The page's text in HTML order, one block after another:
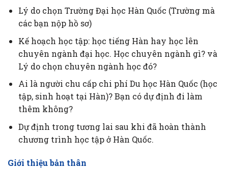
Lý do chọn Trường Đại học Hàn Quốc (Trường mà
các bạn nộp hồ sơ)
Kế hoạch học tập: học tiếng Hàn hay học lên
chuyên ngành đại học. Học chuyên ngành gì? và
Lý do chọn chuyên ngành học đó?
Ai là người chu cấp chi phí Du học Hàn Quốc (học
tập, sinh hoạt tại Hàn)? Bạn có dự định đi làm
thêm không?
Dự định trong tương lai sau khi đã hoàn thành
chương trình học tập ở Hàn Quốc​.
Giới thiệu bản thân